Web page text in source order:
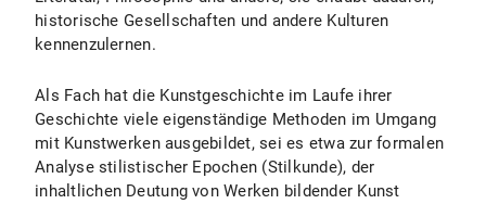
historische Gesellschaften und andere Kulturen
kennenzulernen.
Als Fach hat die Kunstgeschichte im Laufe ihrer
Geschichte viele eigenständige Methoden im Umgang
mit Kunstwerken ausgebildet, sei es etwa zur formalen
Analyse stilistischer Epochen (Stilkunde), der
inhaltlichen Deutung von Werken bildender Kunst